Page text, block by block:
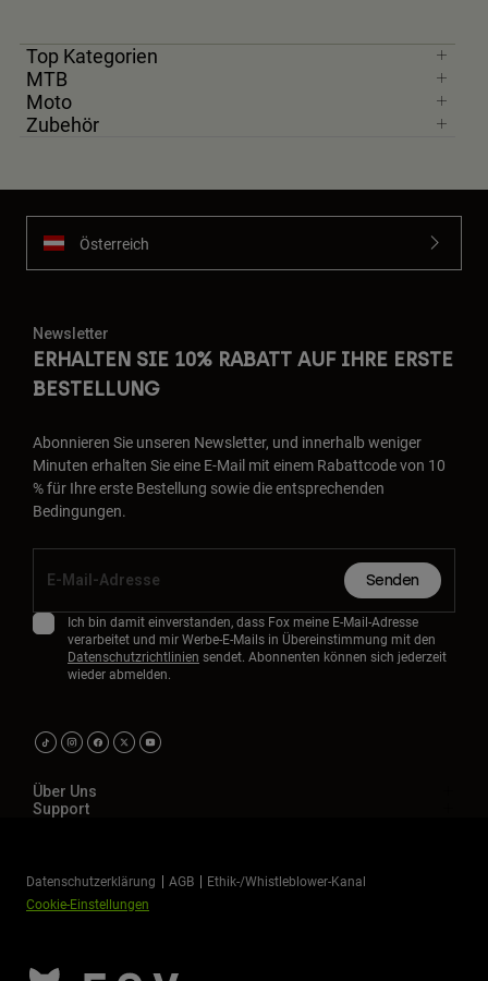
Top Kategorien
MTB
Moto
Zubehör
Österreich
Newsletter
ERHALTEN SIE 10% RABATT AUF IHRE ERSTE
BESTELLUNG
Abonnieren Sie unseren Newsletter, und innerhalb weniger
Minuten erhalten Sie eine E-Mail mit einem Rabattcode von 10
% für Ihre erste Bestellung sowie die entsprechenden
Bedingungen.
Senden
Ich bin damit einverstanden, dass Fox meine E-Mail-Adresse
verarbeitet und mir Werbe-E-Mails in Übereinstimmung mit den
Datenschutzrichtlinien sendet. Abonnenten können sich jederzeit
wieder abmelden.
Über Uns
Support
Datenschutzerklärung AGB
Ethik-/Whistleblower-Kanal
Cookie-Einstellungen